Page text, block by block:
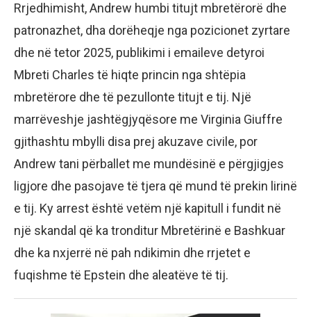
Rrjedhimisht, Andrew humbi titujt mbretërorë dhe
patronazhet, dha dorëheqje nga pozicionet zyrtare
dhe në tetor 2025, publikimi i emaileve detyroi
Mbreti Charles të hiqte princin nga shtëpia
mbretërore dhe të pezullonte titujt e tij. Një
marrëveshje jashtëgjyqësore me Virginia Giuffre
gjithashtu mbylli disa prej akuzave civile, por
Andrew tani përballet me mundësinë e përgjigjes
ligjore dhe pasojave të tjera që mund të prekin lirinë
e tij. Ky arrest është vetëm një kapitull i fundit në
një skandal që ka tronditur Mbretërinë e Bashkuar
dhe ka nxjerrë në pah ndikimin dhe rrjetet e
fuqishme të Epstein dhe aleatëve të tij.